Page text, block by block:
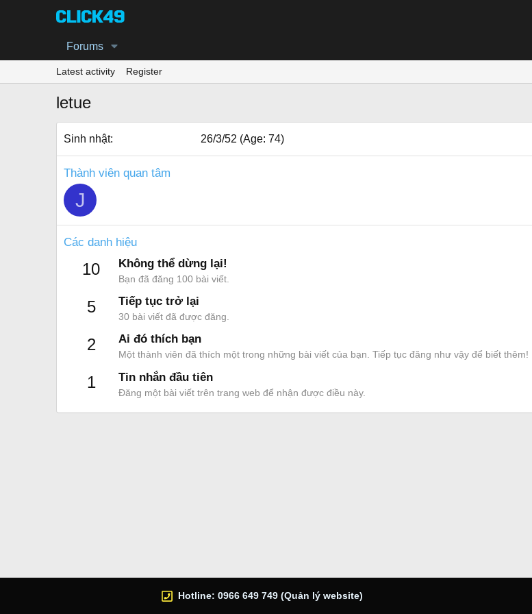
Forums
Latest activity Register
letue
Sinh nhật 26/3/52 (Age: 74)
Thành viên quan tâm
J
Các danh hiệu
10 Không thể dừng lại!
Bạn đã đăng 100 bài viết.
5 Tiếp tục trở lại
30 bài viết đã được đăng.
2 Ai đó thích bạn
Một thành viên đã thích một trong những bài viết của bạn. Tiếp tục đăng như vậy để biết thêm!
1 Tin nhắn đầu tiên
Đăng một bài viết trên trang web để nhận được điều này.
Hotline: 0966 649 749 (Quản lý website)